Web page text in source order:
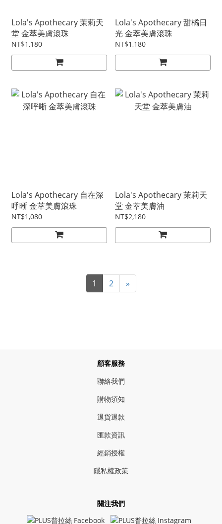
Lola's Apothecary 茉莉天
堂 金萃美膚滾珠
NT$1,180
Lola's Apothecary 甜橘日
光 金萃美膚滾珠
NT$1,180
Lola's Apothecary 自在深
呼晰 金萃美膚滾珠
NT$1,080
Lola's Apothecary 茉莉天
堂 金萃美膚油
NT$2,180
1 2 »
顧客服務
聯絡我們
購物須知
退貨退款
匯款資訊
經銷授權
隱私權政策
關注我們